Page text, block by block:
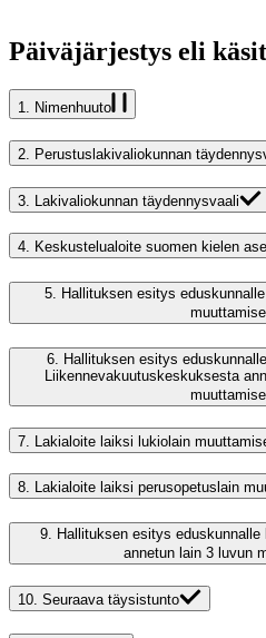
Päiväjärjestys eli
1. Nimenhuuto
2. Perustuslakivaliokunnan
3. Lakivaliokunnan täydennysvaali
4. Keskustelualoite suomen kielen
5. Hallituksen esitys
6.
Hallituksen esitys
Liikennevakuutuskeskuksesta
7. Lakialoite laiksi lukiolain
8. Lakialoite laiksi perusopetuslain
9. Hallituksen esitys
annetun lain 3 luvun
10. Seuraava täysistunto